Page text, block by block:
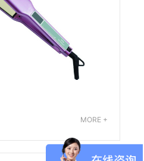
MORE +